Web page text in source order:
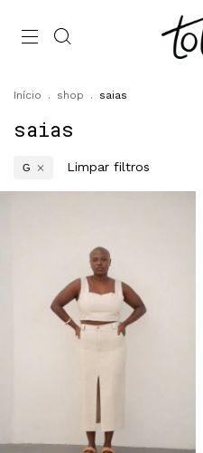
Início . shop . saias
saias
G Limpar filtros